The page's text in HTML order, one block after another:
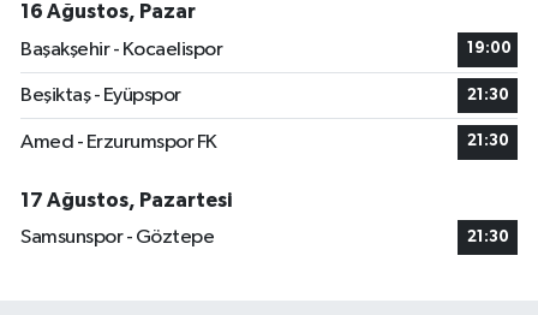
16 Ağustos, Pazar
Başakşehir - Kocaelispor
19:00
Beşiktaş - Eyüpspor 21:30
Amed - Erzurumspor FK 21:30
17 Ağustos, Pazartesi
Samsunspor - Göztepe
21:30